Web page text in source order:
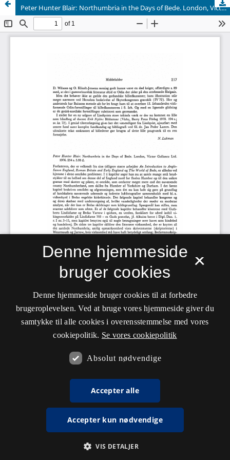
Peter Hunter Blair: Northumbria in the Days of Bede. London, Victor Gollancz Ltd. 1976. 254 s. 5.95 £.
×
Denne hjemmeside
bruger cookies
Denne hjemmeside bruger cookies til at forbedre
brugeroplevelsen. Ved at bruge vores hjemmeside giver du
samtykke til alle cookies i overensstemmelse med vores
cookiepolitik. Se vores cookiepolitik
Absolut nødvendige
Accepter alle
Accepter kun nødvendige
VIS DETALJER